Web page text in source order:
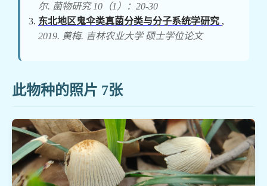
尔. 菌物研究 10（1）：20-30
东北地区鬼伞类真菌分类与分子系统学研究 ,
2019. 黄梅. 吉林农业大学 硕士学位论文
此物种的照片 7张